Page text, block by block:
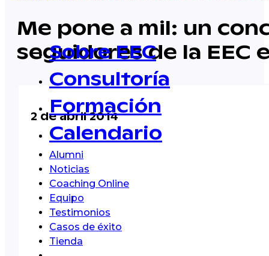
Sobre EEC
Consultoría
Formación
Calendario
Alumni
Noticias
Coaching Online
Equipo
Testimonios
Casos de éxito
Tienda
Me pone a mil: un
seguidores de la EEC
2 de abril 2014